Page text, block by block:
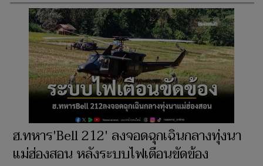
ฮ.ทหาร'Bell 212' ลงจอดฉุกเฉินกลางทุ่งนา
แม่ฮ่องสอน หลังระบบไฟเตือนขัดข้อง